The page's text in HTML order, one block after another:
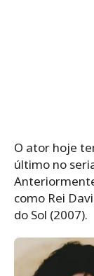
O ator hoje
último no
como Rei
do Sol (2007).